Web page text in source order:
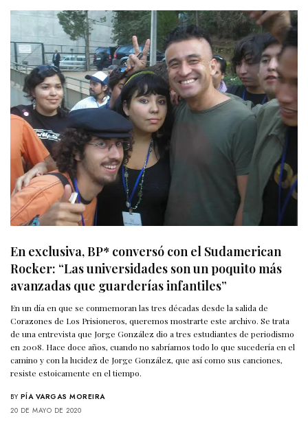
En exclusiva, BP* conversó con el Sudamerican
Rocker: “Las universidades son un poquito más
avanzadas que guarderías infantiles”
En un día en que se conmemoran las tres décadas desde la salida de
Corazones de Los Prisioneros, queremos mostrarte este archivo. Se trata
de una entrevista que Jorge González dio a tres estudiantes de periodismo
en 2008. Hace doce años, cuando no sabríamos todo lo que sucedería en el
camino y con la lucidez de Jorge González, que así como sus canciones,
resiste estoicamente en el tiempo.
BY PÍA VARGAS MOREIRA
20 DE MAYO DE 2020